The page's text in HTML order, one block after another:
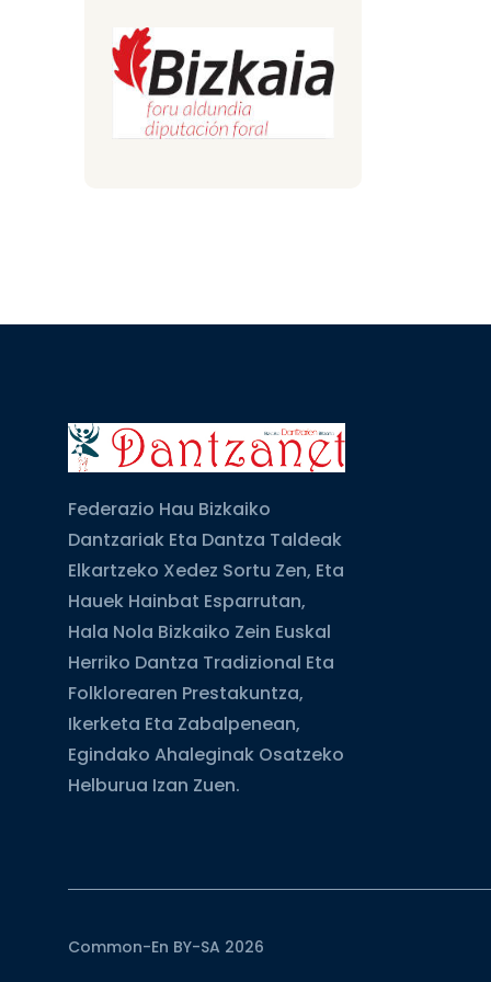
Federazio Hau Bizkaiko
Dantzariak Eta Dantza Taldeak
Elkartzeko Xedez Sortu Zen, Eta
Hauek Hainbat Esparrutan,
Hala Nola Bizkaiko Zein Euskal
Herriko Dantza Tradizional Eta
Folklorearen Prestakuntza,
Ikerketa Eta Zabalpenean,
Egindako Ahaleginak Osatzeko
Helburua Izan Zuen.
Common-En BY-SA 2026